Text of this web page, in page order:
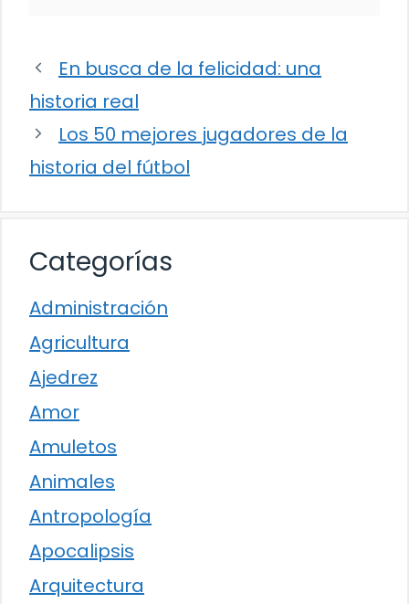
En busca de la felicidad: una
historia real
Los 50 mejores jugadores de la
historia del fútbol
Categorías
Administración
Agricultura
Ajedrez
Amor
Amuletos
Animales
Antropología
Apocalipsis
Arquitectura